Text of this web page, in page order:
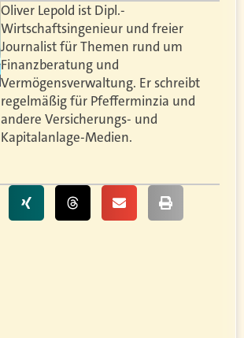
Oliver Lepold ist Dipl.-
Wirtschaftsingenieur und freier
Journalist für Themen rund um
Finanzberatung und
Vermögensverwaltung. Er schreibt
regelmäßig für Pfefferminzia und
andere Versicherungs- und
Kapitalanlage-Medien.